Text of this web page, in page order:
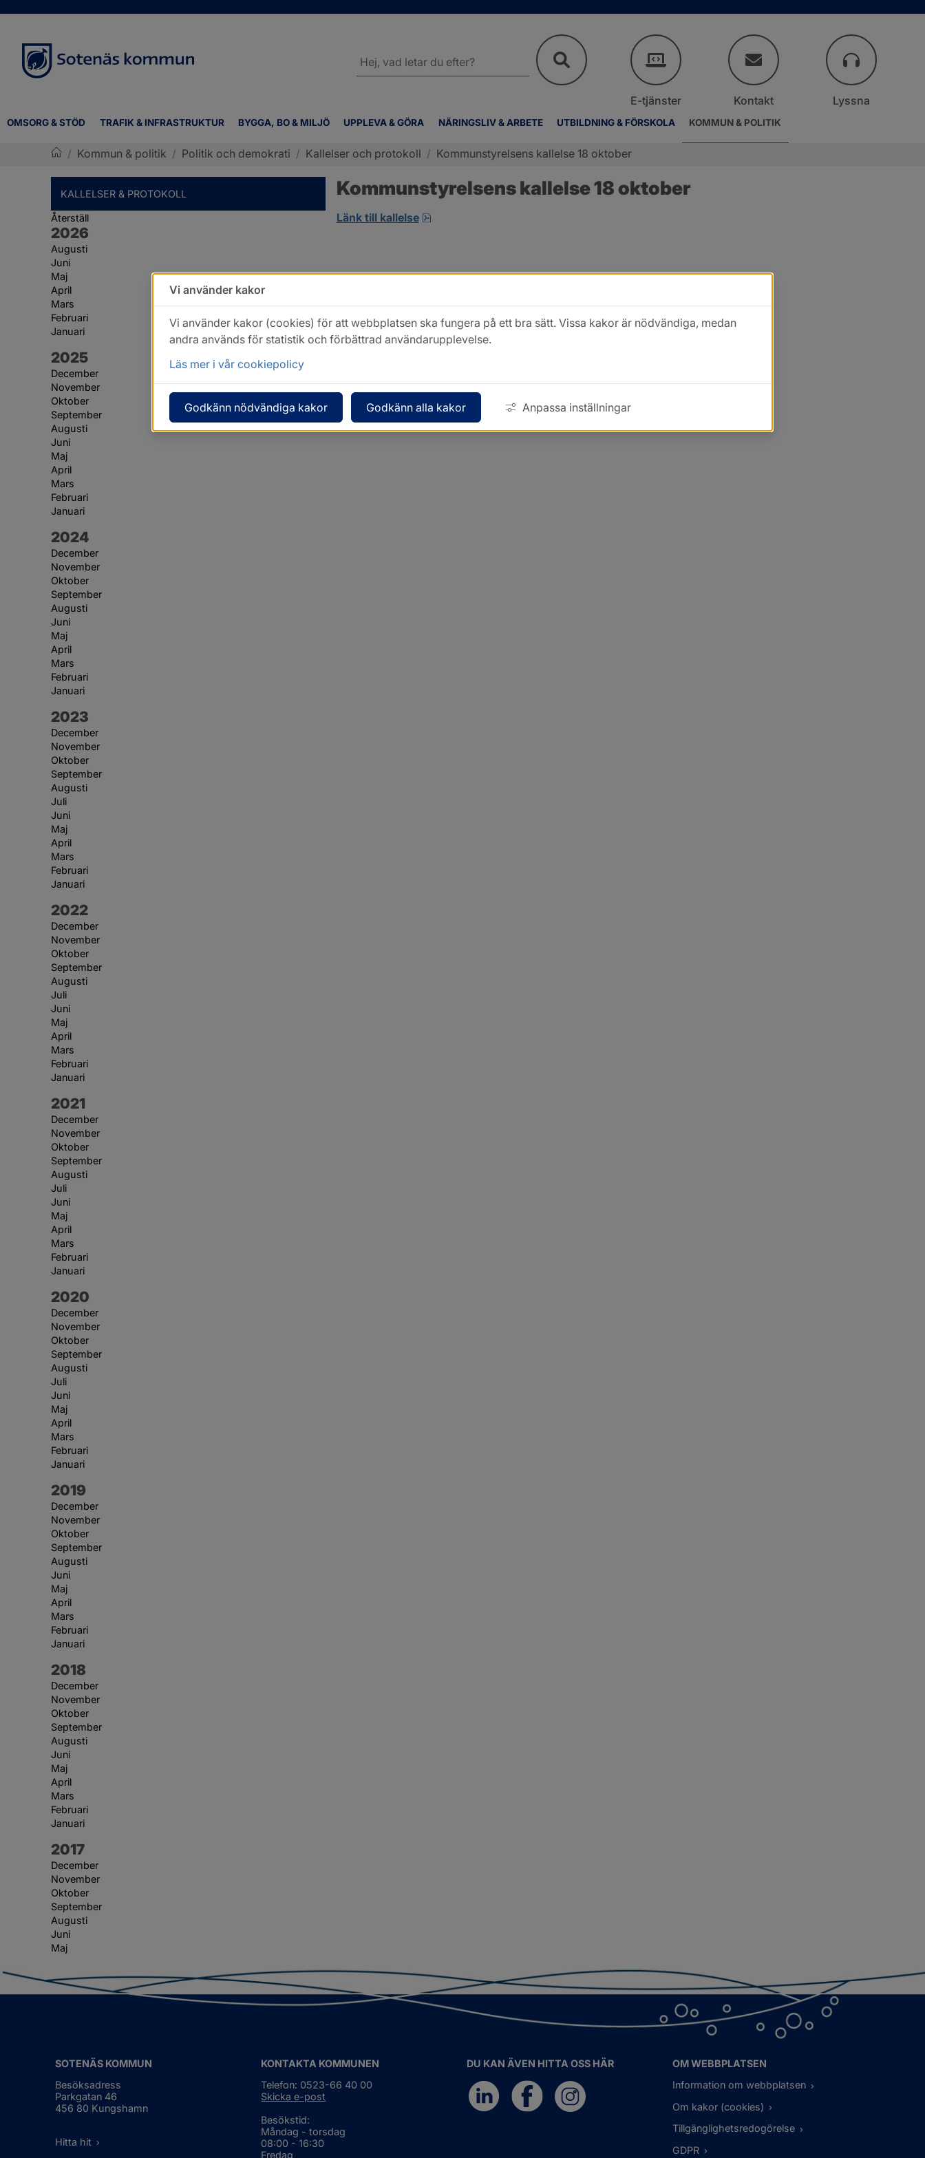
OMSORG & STÖD TRAFIK & INFRASTRUKTUR BYGGA, BO & MILJÖ UPPLEVA & GÖRA NÄRINGSLIV & ARBETE UTBILDNING & FÖRSKOLA KOMMUN & POLITIK
webbplatsen
E-tjänster Kontakt Lyssna
/ Kommun & politik / Politik och demokrati / Kallelser och protokoll / Kommunstyrelsens kallelse 18 oktober
KALLELSER & PROTOKOLL
Återställ
År:
2026
Augusti
Juni
Maj
April
Mars
Februari
Januari
År:
2025
December
November
Oktober
September
Augusti
Juni
Maj
April
Mars
Februari
Januari
År:
2024
December
November
Oktober
September
Augusti
Juni
Maj
April
Mars
Februari
Januari
År:
2023
December
November
Oktober
September
Augusti
Juli
Juni
Maj
April
Mars
Februari
Januari
År:
2022
December
November
Oktober
September
Augusti
Juli
Juni
Maj
April
Mars
Februari
Januari
År:
2021
December
November
Oktober
September
Augusti
Juli
Juni
Maj
April
Mars
Februari
Januari
År:
2020
December
November
Oktober
September
Augusti
Juli
Juni
Maj
April
Mars
Februari
Januari
År:
2019
December
November
Oktober
September
Augusti
Juni
Maj
April
Mars
Februari
Januari
År:
2018
December
November
Oktober
September
Augusti
Juni
Maj
April
Mars
Februari
Januari
År:
2017
December
November
Oktober
September
Augusti
Juni
Maj
Kommunstyrelsens kallelse 18 oktober
Länk till kallelse pdf, öppnas i nytt fönster.
SOTENÄS KOMMUN
Besöksadress
Parkgatan 46
456 80 Kungshamn
Hitta hit
KONTAKTA KOMMUNEN
Telefon: 0523-66 40 00
Skicka e-post
Besökstid:
Måndag - torsdag
08:00 - 16:30
Fredag
DU KAN ÄVEN HITTA OSS HÄR
OM WEBBPLATSEN
Information om webbplatsen
Om kakor (cookies)
Tillgänglighetsredogörelse
GDPR
Vi använder kakor
Vi använder kakor (cookies) för att webbplatsen ska fungera på ett bra sätt. Vissa kakor är nödvändiga, medan
andra används för statistik och förbättrad användarupplevelse.
Läs mer i vår cookiepolicy
Godkänn nödvändiga kakor Godkänn alla kakor Anpassa inställningar